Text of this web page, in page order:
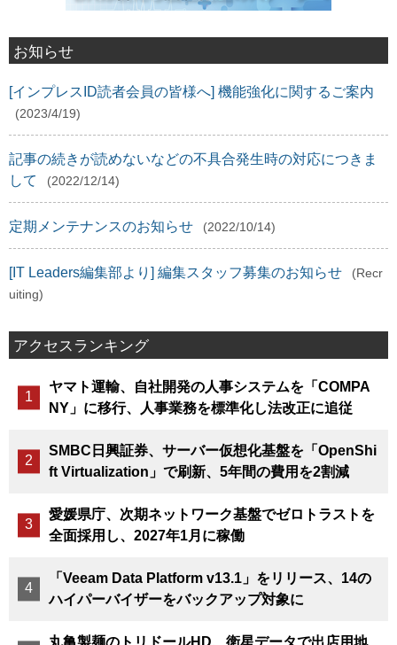
お知らせ
[インプレスID読者会員の皆様へ] 機能強化に関するご案内
(2023/4/19)
記事の続きが読めないなどの不具合発生時の対応につきま
して
(2022/12/14)
定期メンテナンスのお知らせ (2022/10/14)
[IT Leaders編集部より] 編集スタッフ募集のお知らせ
(Recr
uiting)
アクセスランキング
ヤマト運輸、自社開発の人事システムを「COMPA
NY」に移行、人事業務を標準化し法改正に追従
SMBC日興証券、サーバー仮想化基盤を「OpenShi
ft Virtualization」で刷新、5年間の費用を2割減
愛媛県庁、次期ネットワーク基盤でゼロトラストを
全面採用し、2027年1月に稼働
「Veeam Data Platform v13.1」をリリース、14の
ハイパーバイザーをバックアップ対象に
丸亀製麺のトリドールHD、衛星データで出店用地